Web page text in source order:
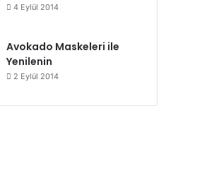
4 Eylül 2014
Avokado Maskeleri ile
Yenilenin
2 Eylül 2014